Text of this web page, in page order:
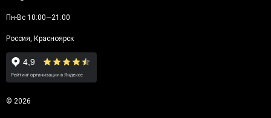
Пн-Вс 10:00—21:00
Россия, Красноярск
© 2026